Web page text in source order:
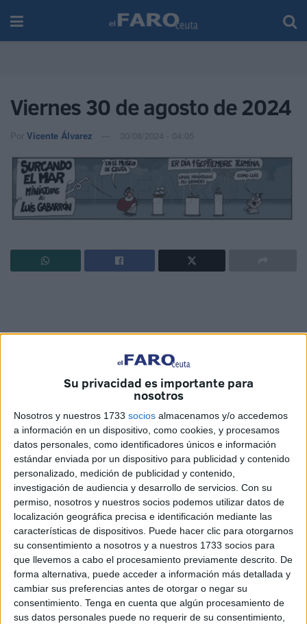
Su privacidad es importante para
nosotros
Nosotros y nuestros 1733 socios almacenamos y/o accedemos
a información en un dispositivo, como cookies, y procesamos
datos personales, como identificadores únicos e información
estándar enviada por un dispositivo para publicidad y contenido
personalizado, medición de publicidad y contenido,
investigación de audiencia y desarrollo de servicios. Con su
permiso, nosotros y nuestros socios podemos utilizar datos de
localización geográfica precisa e identificación mediante las
características de dispositivos. Puede hacer clic para otorgarnos
su consentimiento a nosotros y a nuestros 1733 socios para
que llevemos a cabo el procesamiento previamente descrito. De
forma alternativa, puede acceder a información más detallada y
cambiar sus preferencias antes de otorgar o negar su
consentimiento. Tenga en cuenta que algún procesamiento de
sus datos personales puede no requerir de su consentimiento,
Viernes 30 de agosto de 2024
Por Vicente Álvarez 30/08/2024 - 04:05
El 'Murube' se pone a punto: todas las
obras previstas, al detalle
HACE 14 MINUTOS
Policía detiene en el puerto de Ceuta a un
criminal buscado en Francia
HACE 37 MINUTOS
Fallece un subsahariano tras cruzar en
parapente de Marruecos a Ceuta
HACE 1 HORA
¿Cuánto cuesta ahora comprar una
bombona de butano en Ceuta?
HACE 2 HORAS